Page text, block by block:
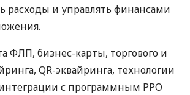
расходы и управлять финансами
ФЛП, бизнес-карты, торгового и
QR-эквайринга, технологии
с программным РРО